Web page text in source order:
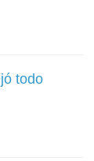
todo